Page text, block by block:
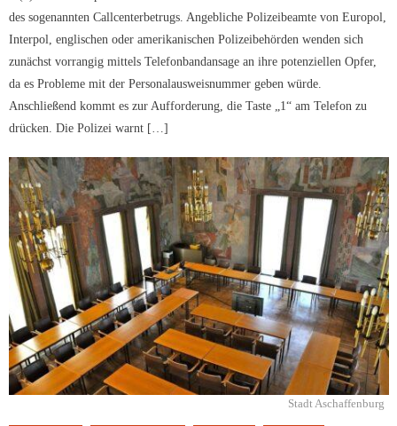
des sogenannten Callcenterbetrugs. Angebliche Polizeibeamte von Europol,
Interpol, englischen oder amerikanischen Polizeibehörden wenden sich
zunächst vorrangig mittels Telefonbandansage an ihre potenziellen Opfer,
da es Probleme mit der Personalausweisnummer geben würde.
Anschließend kommt es zur Aufforderung, die Taste „1“ am Telefon zu
drücken. Die Polizei warnt […]
Stadt Aschaffenburg